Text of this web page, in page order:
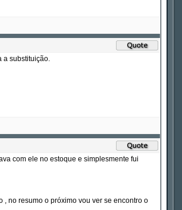
a substituição.
com ele no estoque e simplesmente fui
no resumo o próximo vou ver se encontro o